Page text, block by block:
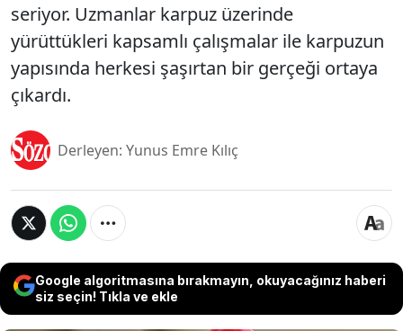
seriyor. Uzmanlar karpuz üzerinde
yürüttükleri kapsamlı çalışmalar ile karpuzun
yapısında herkesi şaşırtan bir gerçeği ortaya
çıkardı.
Derleyen: Yunus Emre Kılıç
Google algoritmasına bırakmayın, okuyacağınız haberi
siz seçin! Tıkla ve ekle